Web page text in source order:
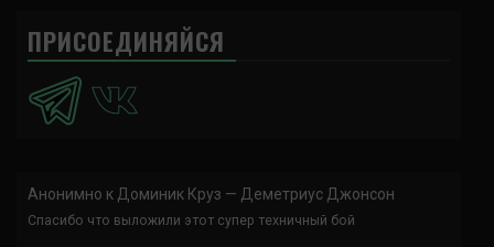
ПРИСОЕДИНЯЙСЯ
Анонимно к Доминик Круз — Деметриус Джонсон
Спасибо что выложили этот супер техничный бой